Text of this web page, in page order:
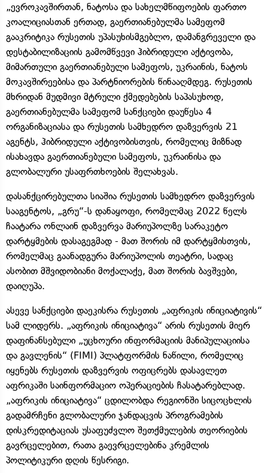
„ევროკავშირთან, ნატოსა და სახელმწიფოების ფართო
კოალიციასთან ერთად, გაერთიანებულმა სამეფომ
გააკრიტიკა რუსეთის უპასუხისმგებლო, დამანგრეველი და
დესტაბილიზაციის გამომწვევი ჰიბრიდული აქტივობა,
მიმართული გაერთიანებული სამეფოს, უკრაინის, ნატოს
მოკავშირეებისა და პარტნიორების წინააღმდეგ. რუსეთის
მხრიდან მუდმივი მტრული ქმედებების საპასუხოდ,
გაერთიანებულმა სამეფომ სანქციები დაუწესა 4
ორგანიზაციასა და რუსეთის სამხედრო დაზვერვის 21
აგენტს, ჰიბრიდული აქტივობისთვის, რომელიც მიზნად
ისახავდა გაერთიანებული სამეფოს, უკრაინისა და
გლობალური უსაფრთხოების შელახვას.
დასანქცირებულთა სიაშია რუსეთის სამხედრო დაზვერვის
სააგენტოს, „გრუ“-ს დანაყოფი, რომელმაც 2022 წელს
ჩაატარა ონლაინ დაზვერვა მარიუპოლზე სარაკეტო
დარტყმების დასაგეგმად - მათ შორის იმ დარტყმისთვის,
რომელმაც გაანადგურა მარიუპოლის თეატრი, სადაც
ასობით მშვიდობიანი მოქალაქე, მათ შორის ბავშვები,
დაიღუპა.
ასევე სანქციები დაეკისრა რუსეთის „აფრიკის ინიციატივის“
სამ ლიდერს. „აფრიკის ინიციატივა“ არის რუსეთის მიერ
დაფინანსებული „უცხოური ინფორმაციის მანიპულაციისა
და გავლენის“ (FIMI) პლატფორმის ნაწილი, რომელიც
იყენებს რუსეთის დაზვერვის ოფიცრებს დასავლეთ
აფრიკაში საინფორმაციო ოპერაციების ჩასატარებლად.
„აფრიკის ინიციატივა“ ცდილობდა რეგიონში სიცოცხლის
გადამრჩენი გლობალური ჯანდაცვის პროგრამების
დისკრედიტაციას უსაფუძვლო შეთქმულების თეორიების
გავრცელებით, რათა გაევრცელებინა კრემლის
პოლიტიკური დღის წესრიგი.